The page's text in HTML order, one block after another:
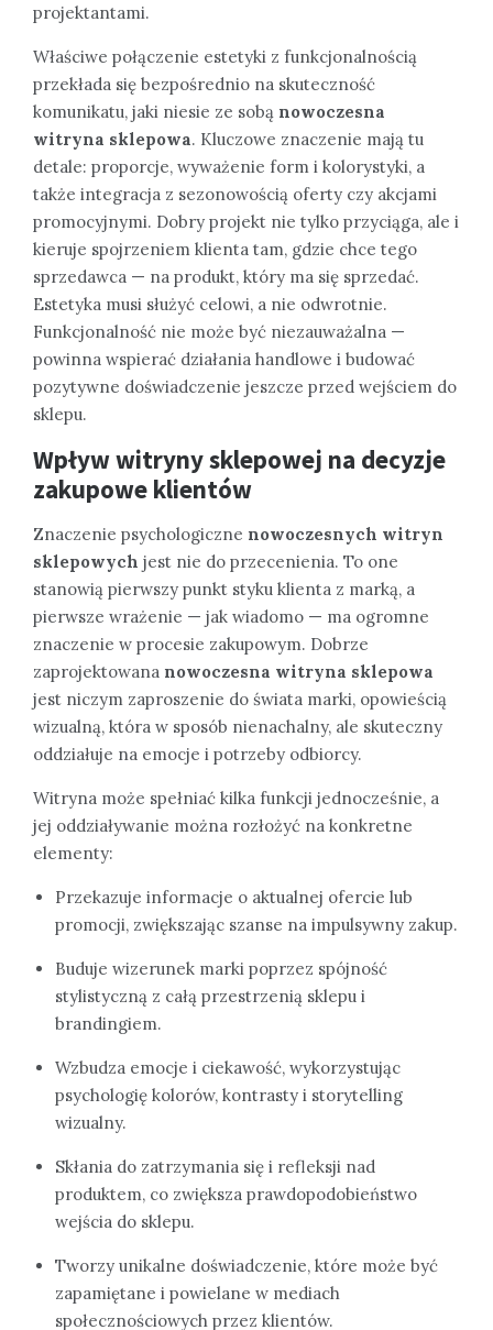
projektantami.
Właściwe połączenie estetyki z funkcjonalnością
przekłada się bezpośrednio na skuteczność
komunikatu, jaki niesie ze sobą nowoczesna
witryna sklepowa. Kluczowe znaczenie mają tu
detale: proporcje, wyważenie form i kolorystyki, a
także integracja z sezonowością oferty czy akcjami
promocyjnymi. Dobry projekt nie tylko przyciąga, ale i
kieruje spojrzeniem klienta tam, gdzie chce tego
sprzedawca — na produkt, który ma się sprzedać.
Estetyka musi służyć celowi, a nie odwrotnie.
Funkcjonalność nie może być niezauważalna —
powinna wspierać działania handlowe i budować
pozytywne doświadczenie jeszcze przed wejściem do
sklepu.
Wpływ witryny sklepowej na decyzje
zakupowe klientów
Znaczenie psychologiczne nowoczesnych witryn
sklepowych jest nie do przecenienia. To one
stanowią pierwszy punkt styku klienta z marką, a
pierwsze wrażenie — jak wiadomo — ma ogromne
znaczenie w procesie zakupowym. Dobrze
zaprojektowana nowoczesna witryna sklepowa
jest niczym zaproszenie do świata marki, opowieścią
wizualną, która w sposób nienachalny, ale skuteczny
oddziałuje na emocje i potrzeby odbiorcy.
Witryna może spełniać kilka funkcji jednocześnie, a
jej oddziaływanie można rozłożyć na konkretne
elementy:
Przekazuje informacje o aktualnej ofercie lub
promocji, zwiększając szanse na impulsywny zakup.
Buduje wizerunek marki poprzez spójność
stylistyczną z całą przestrzenią sklepu i
brandingiem.
Wzbudza emocje i ciekawość, wykorzystując
psychologię kolorów, kontrasty i storytelling
wizualny.
Skłania do zatrzymania się i refleksji nad
produktem, co zwiększa prawdopodobieństwo
wejścia do sklepu.
Tworzy unikalne doświadczenie, które może być
zapamiętane i powielane w mediach
społecznościowych przez klientów.